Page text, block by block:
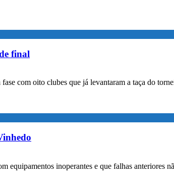
final
com oito clubes que já levantaram a taça do
equipamentos inoperantes e que falhas anteriores